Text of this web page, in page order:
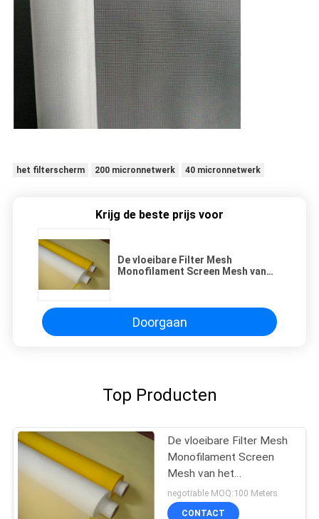
het filterscherm 200 micronnetwerk 40 micronnetwerk
Krijg de beste prijs voor
De vloeibare Filter Mesh
Monofilament Screen Mesh van
Doorgaan
Top Producten
De vloeibare Filter Mesh
Monofilament Screen
Mesh van het
Filtratiemicron voor 20 -
420 Micron
negotiable MOQ:100 Meters
CONTACT